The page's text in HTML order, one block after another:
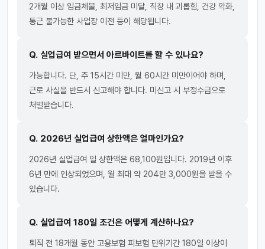
2개월 이상 임금체불, 최저임금 미달, 직장 내 괴롭힘, 건강 악화,
통근 불가능한 사업장 이전 등이 해당됩니다.
Q. 실업급여 받으면서 아르바이트를 할 수 있나요?
가능합니다. 단, 주 15시간 미만, 월 60시간 미만이어야 하며,
근로 사실을 반드시 신고해야 합니다. 미신고 시 부정수급으로
처벌받습니다.
Q. 2026년 실업급여 상한액은 얼마인가요?
2026년 실업급여 일 상한액은 68,100원입니다. 2019년 이후
6년 만에 인상되었으며, 월 최대 약 204만 3,000원을 받을 수
있습니다.
Q. 실업급여 180일 조건은 어떻게 계산하나요?
퇴직 전 18개월 동안 고용보험 피보험 단위기간 180일 이상이